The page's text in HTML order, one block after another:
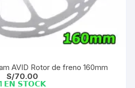
AVID Rotor de freno 160mm
S/70.00
𝗘𝗡 𝗦𝗧𝗢𝗖𝗞